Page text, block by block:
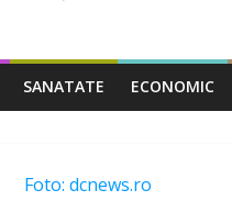
SANATATE ECONOMIC
Foto: dcnews.ro